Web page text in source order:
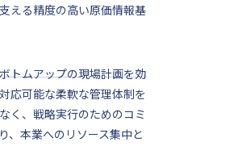
える精度の高い原価情報基
トムアップの現場計画を効
応可能な柔軟な管理体制を
く、戦略実行のためのコミ
、本業へのリソース集中と